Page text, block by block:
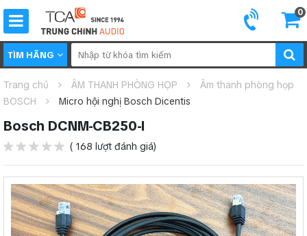
0
TÌM HÃNG
Trang chủ ÂM THANH PHÒNG HỌP
Âm thanh phòng họp
BOSCH
Micro hội nghị Bosch Dicentis
Bosch DCNM-CB250-I
( 168 lượt đánh giá)